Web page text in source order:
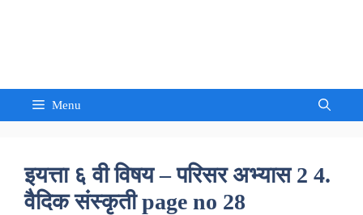
Menu
इयत्ता ६ वी विषय – परिसर अभ्यास 2 4.
वैदिक संस्कृती page no 28